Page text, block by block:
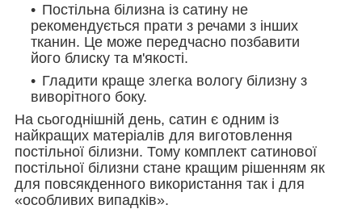
Постільна білизна із сатину не
рекомендується прати з речами з інших
тканин. Це може передчасно позбавити
його блиску та м'якості.
Гладити краще злегка вологу білизну з
виворітного боку.
На сьогоднішній день, сатин є одним із
найкращих матеріалів для виготовлення
постільної білизни. Тому комплект сатинової
постільної білизни стане кращим рішенням як
для повсякденного використання так і для
«особливих випадків».